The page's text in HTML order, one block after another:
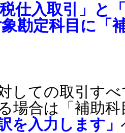
仕入取引」と
勘定科目に「
しての取引す
場合は「補助
を入力します」